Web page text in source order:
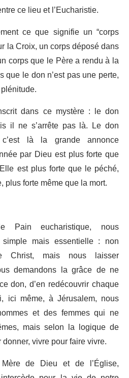
ce lieu et l’Eucharistie.
ce que signifie un “corps
la Croix, un corps déposé dans
corps que le Père a rendu à la
le don n’est pas une perte,
dans ce mystère : le don
il ne s’arrête pas là. Le don
là la grande annonce
par Dieu est plus forte que
est plus forte que le péché,
forte même que la mort.
Pain eucharistique, nous
mais essentielle : non
Christ, mais nous laisser
demandons la grâce de ne
don, d’en redécouvrir chaque
ici même, à Jérusalem, nous
et des femmes qui ne
mais selon la logique de
vivre pour faire vivre.
de Dieu et de l’Église,